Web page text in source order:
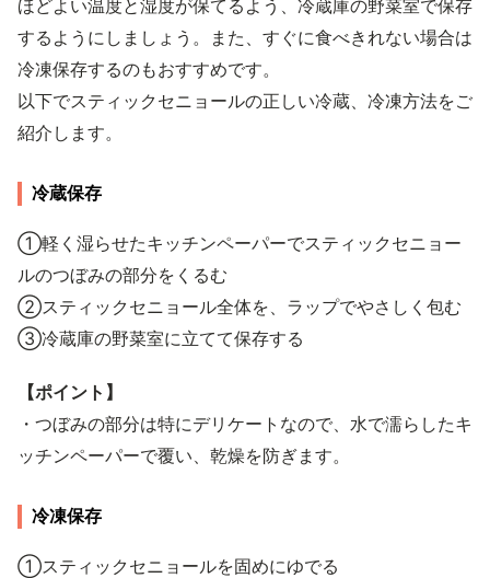
ほどよい温度と湿度が保てるよう、冷蔵庫の野菜室で保存
するようにしましょう。また、すぐに食べきれない場合は
冷凍保存するのもおすすめです。
以下でスティックセニョールの正しい冷蔵、冷凍方法をご
紹介します。
冷蔵保存
①軽く湿らせたキッチンペーパーでスティックセニョー
ルのつぼみの部分をくるむ
②スティックセニョール全体を、ラップでやさしく包む
③冷蔵庫の野菜室に立てて保存する
【ポイント】
・つぼみの部分は特にデリケートなので、水で濡らしたキ
ッチンペーパーで覆い、乾燥を防ぎます。
冷凍保存
①スティックセニョールを固めにゆでる